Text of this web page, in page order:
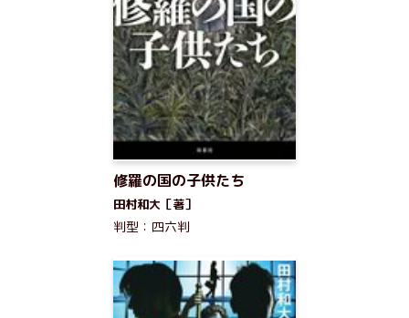
修羅の国の子供たち
田村和大［著］
判型：四六判